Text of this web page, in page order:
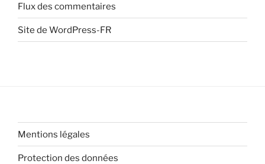
Flux des commentaires
Site de WordPress-FR
Mentions légales
Protection des données